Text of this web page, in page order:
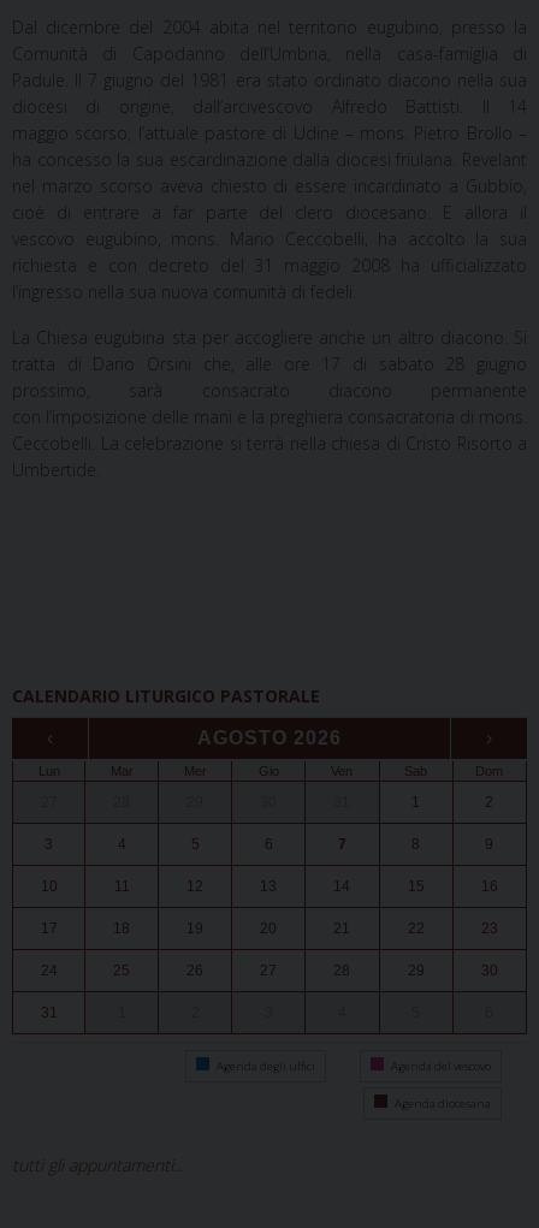
Dal dicembre del 2004 abita nel territorio eugubino, presso la
Comunità di Capodanno dell’Umbria, nella casa-famiglia di
Padule. Il 7 giugno del 1981 era stato ordinato diacono nella sua
diocesi di origine, dall’arcivescovo Alfredo Battisti. Il 14
maggio scorso, l’attuale pastore di Udine – mons. Pietro Brollo –
ha concesso la sua escardinazione dalla diocesi friulana. Revelant
nel marzo scorso aveva chiesto di essere incardinato a Gubbio,
cioè di entrare a far parte del clero diocesano. E allora il
vescovo eugubino, mons. Mario Ceccobelli, ha accolto la sua
richiesta e con decreto del 31 maggio 2008 ha ufficializzato
l’ingresso nella sua nuova comunità di fedeli.
La Chiesa eugubina sta per accogliere anche un altro diacono. Si
tratta di Dario Orsini che, alle ore 17 di sabato 28 giugno
prossimo, sarà consacrato diacono permanente
con l’imposizione delle mani e la preghiera consacratoria di mons.
Ceccobelli. La celebrazione si terrà nella chiesa di Cristo Risorto a
Umbertide.
CALENDARIO LITURGICO PASTORALE
‹ AGOSTO 2026 ›
Lun Mar Mer Gio Ven Sab Dom
1 2
3 4 5 6 7 8 9
10 11 12 13 14 15 16
17 18 19 20 21 22 23
24 25 26 27 28 29 30
31
Agenda degli uffici Agenda del vescovo
Agenda diocesana
tutti gli appuntamenti...